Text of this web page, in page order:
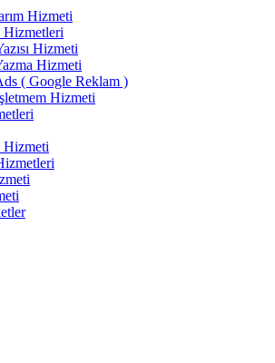
Hizmeti
Hizmeti
Hizmeti
( Google Reklam )
Hizmeti